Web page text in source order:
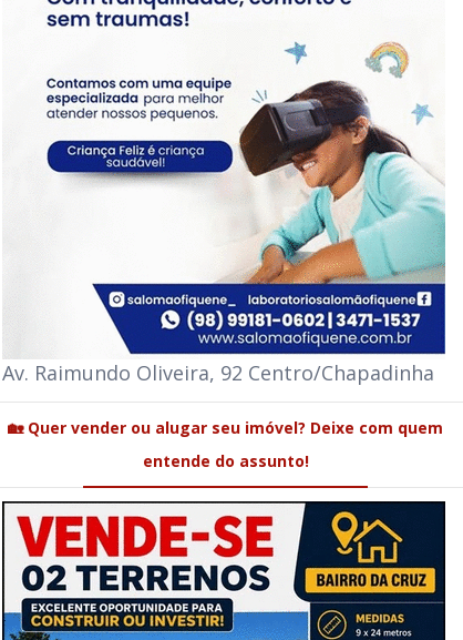
Av. Raimundo Oliveira, 92 Centro/Chapadinha
🏡 Quer vender ou alugar seu imóvel? Deixe com quem
entende do assunto!